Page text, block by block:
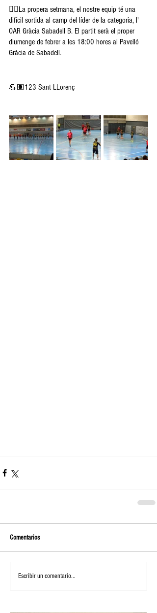
👉🏽La propera setmana, el nostre equip té una
difícil sortida al camp del líder de la categoria, l'
OAR Gràcia Sabadell B. El partit serà el proper
diumenge de febrer a les 18:00 hores al Pavelló
Gràcia de Sabadell.
💪🏽123 Sant LLorenç
Comentarios
Escribir un comentario...